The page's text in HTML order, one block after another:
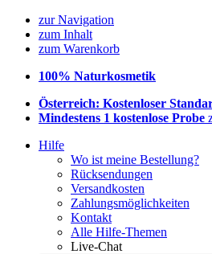
zur Navigation
zum Inhalt
zum Warenkorb
100% Naturkosmetik
Österreich: Kostenloser
Mindestens 1 kostenlose Probe
Hilfe
Wo ist meine Bestellung?
Rücksendungen
Versandkosten
Zahlungsmöglichkeiten
Kontakt
Alle Hilfe-Themen
Live-Chat